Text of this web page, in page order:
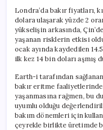
Londra’da bakır fiyatları,
dolara ulaşarak yüzde 2
yükselişin arkasında,
yaşanan risklerin etkisi
ocak ayında kaydedilen
ilk kez 14 bin doları aşmış
Earth-i tarafından
bakır eritme
yaşanmasına rağmen, bu
uyumlu olduğu
bakım dönemleri için
çeyrekle birlikte üretimde